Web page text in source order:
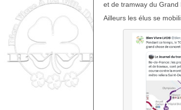
et de tramway du Grand
Ailleurs les élus se